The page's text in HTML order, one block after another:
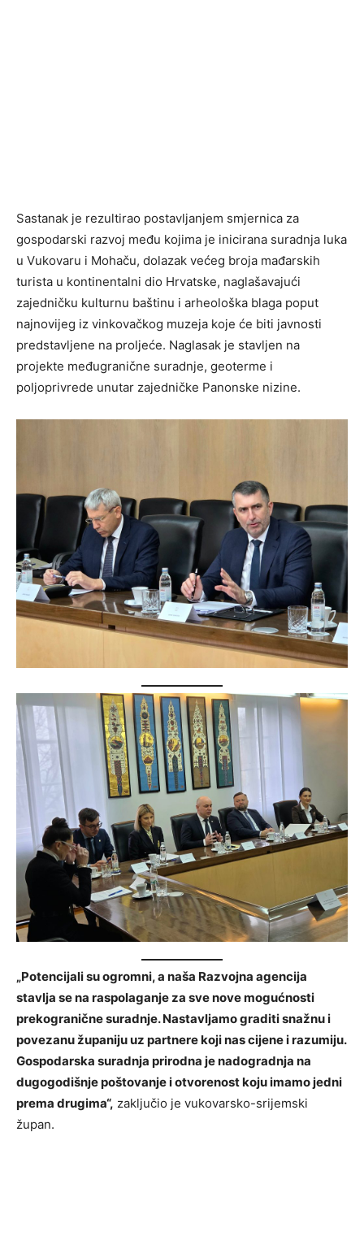
Sastanak je rezultirao postavljanjem smjernica za
gospodarski razvoj među kojima je inicirana suradnja luka
u Vukovaru i Mohaču, dolazak većeg broja mađarskih
turista u kontinentalni dio Hrvatske, naglašavajući
zajedničku kulturnu baštinu i arheološka blaga poput
najnovijeg iz vinkovačkog muzeja koje će biti javnosti
predstavljene na proljeće. Naglasak je stavljen na
projekte međugranične suradnje, geoterme i
poljoprivrede unutar zajedničke Panonske nizine.
„Potencijali su ogromni, a naša Razvojna agencija
stavlja se na raspolaganje za sve nove mogućnosti
prekogranične suradnje. Nastavljamo graditi snažnu i
povezanu županiju uz partnere koji nas cijene i razumiju.
Gospodarska suradnja prirodna je nadogradnja na
dugogodišnje poštovanje i otvorenost koju imamo jedni
prema drugima“, zaključio je vukovarsko-srijemski
župan.